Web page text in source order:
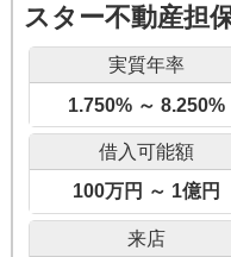
スター不動産担
実質年率
1.750% ～ 8.250%
借入可能額
100万円 ～ 1億円
来店